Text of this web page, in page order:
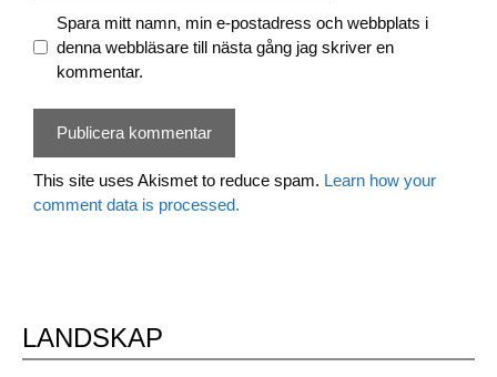
Spara mitt namn, min e-postadress och webbplats i
denna webbläsare till nästa gång jag skriver en
kommentar.
This site uses Akismet to reduce spam. Learn how your
comment data is processed.
LANDSKAP